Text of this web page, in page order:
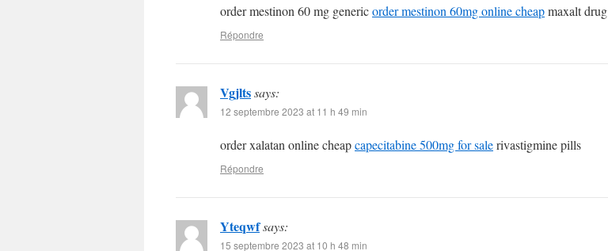
order mestinon 60 mg genericorder mestinon 60mg online cheapmaxalt drug
Répondre
Vgjltssays:
12 septembre 2023 at 11 h 49 min
order xalatan online cheapcapecitabine 500mg for salerivastigmine pills
Répondre
Yteqwfsays:
15 septembre 2023 at 10 h 48 min